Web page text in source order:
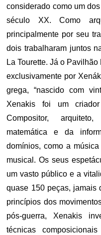
considerado como um
século XX. Como
principalmente por seu
dois trabalharam juntos
La Tourette. Já o
exclusivamente por
grega, “nascido com
Xenakis foi um
Compositor,
matemática e da
domínios, como a
musical. Os seus
um vasto público e a
quase 150 peças, jamais
princípios dos
pós-guerra, Xenakis
técnicas